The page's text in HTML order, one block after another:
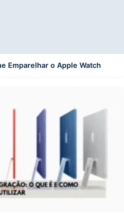
Emparelhar o Apple Watch